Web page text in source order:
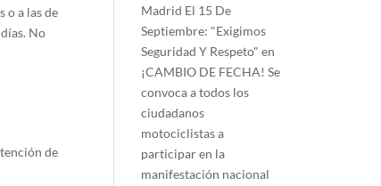
o a las de
No
de
Madrid El 15 De
Septiembre: "Exigimos
Seguridad Y Respeto" en
¡CAMBIO DE FECHA! Se
convoca a todos los
ciudadanos
motociclistas a
participar en la
manifestación nacional